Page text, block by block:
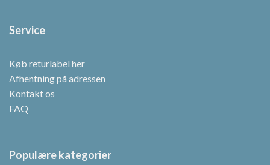
Service
Køb returlabel her
Afhentning på adressen
Kontakt os
FAQ
Populære kategorier